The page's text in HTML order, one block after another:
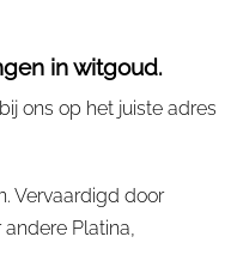
in witgoud.
ons op het juiste adres
Vervaardigd door
Platina,